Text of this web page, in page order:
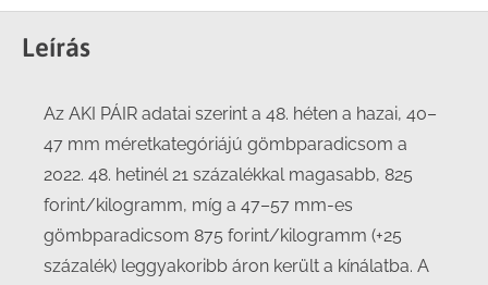
Facebook
X
Leírás
Az AKI PÁIR adatai szerint a 48. héten a hazai, 40–
47 mm méretkategóriájú gömbparadicsom a
2022. 48. hetinél 21 százalékkal magasabb, 825
forint/kilogramm, míg a 47–57 mm-es
gömbparadicsom 875 forint/kilogramm (+25
százalék) leggyakoribb áron került a kínálatba. A